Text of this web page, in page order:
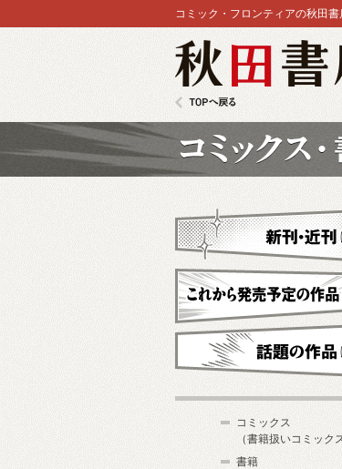
コミック・フロンティアの秋田書
新刊・近刊
これから発売予定
コミックス
（書籍扱いコミック
書籍